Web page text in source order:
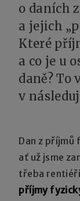
o daních
a jejich
Které
a co je u
daně? To
v
Dan z příjmů
ať už jsme
třeba
příjmy